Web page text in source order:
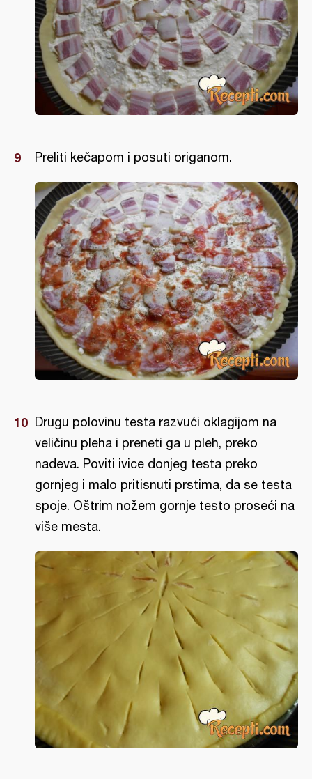
Preliti kečapom i posuti origanom.
Drugu polovinu testa razvući oklagijom na
veličinu pleha i preneti ga u pleh, preko
nadeva. Poviti ivice donjeg testa preko
gornjeg i malo pritisnuti prstima, da se testa
spoje. Oštrim nožem gornje testo proseći na
više mesta.